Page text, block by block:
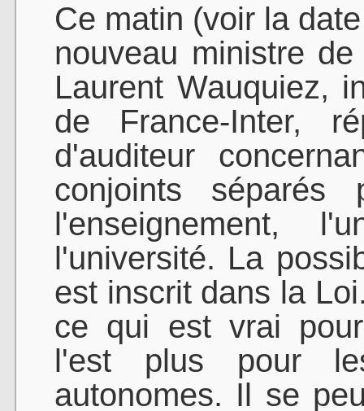
Ce matin (voir la
nouveau ministre
Laurent Wauquiez,
de France-Inter,
d'auditeur
conjoints séparés
l'enseignement,
l'université. La
est inscrit dans la
ce qui est vrai
l'est plus pour
autonomes. Il se